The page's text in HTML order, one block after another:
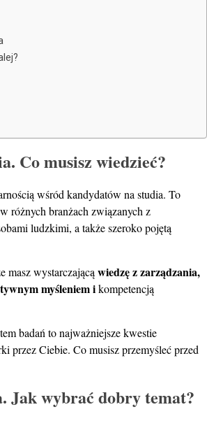
Co musisz wiedzieć?
wśród kandydatów na studia. To
różnych branżach związanych z
ludzkimi, a także szeroko pojętą
masz wystarczającąwiedzę zzarządzania,
myśleniem ikompetencją
badań to najważniejsze kwestie
przez Ciebie. Co musisz przemyśleć przed
Jak wybrać dobry temat?